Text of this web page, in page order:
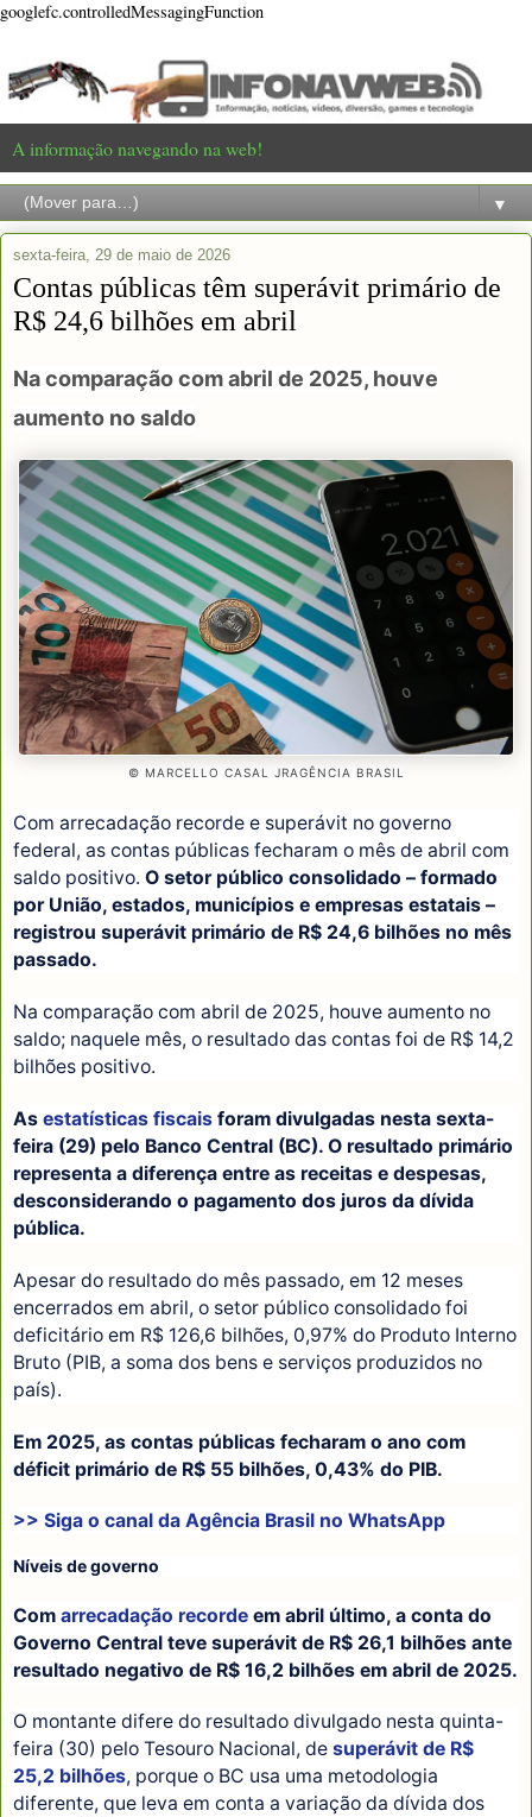
googlefc.controlledMessagingFunction
A informação navegando na web!
▼
sexta-feira, 29 de maio de 2026
Contas públicas têm superávit primário de
R$ 24,6 bilhões em abril
Na comparação com abril de 2025, houve
aumento no saldo
© MARCELLO CASAL JRAGÊNCIA BRASIL
Com arrecadação recorde e superávit no governo
federal, as contas públicas fecharam o mês de abril com
saldo positivo. O setor público consolidado – formado
por União, estados, municípios e empresas estatais –
registrou superávit primário de R$ 24,6 bilhões no mês
passado.
Na comparação com abril de 2025, houve aumento no
saldo; naquele mês, o resultado das contas foi de R$ 14,2
bilhões positivo.
As estatísticas fiscais foram divulgadas nesta sexta-
feira (29) pelo Banco Central (BC). O resultado primário
representa a diferença entre as receitas e despesas,
desconsiderando o pagamento dos juros da dívida
pública.
Apesar do resultado do mês passado, em 12 meses
encerrados em abril, o setor público consolidado foi
deficitário em R$ 126,6 bilhões, 0,97% do Produto Interno
Bruto (PIB, a soma dos bens e serviços produzidos no
país).
Em 2025, as contas públicas fecharam o ano com
déficit primário de R$ 55 bilhões, 0,43% do PIB.
>> Siga o canal da Agência Brasil no WhatsApp
Níveis de governo
Com arrecadação recorde em abril último, a conta do
Governo Central teve superávit de R$ 26,1 bilhões ante
resultado negativo de R$ 16,2 bilhões em abril de 2025.
O montante difere do resultado divulgado nesta quinta-
feira (30) pelo Tesouro Nacional, de superávit de R$
25,2 bilhões, porque o BC usa uma metodologia
diferente, que leva em conta a variação da dívida dos